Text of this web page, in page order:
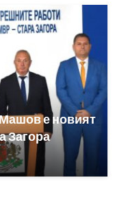
е новият
Загора